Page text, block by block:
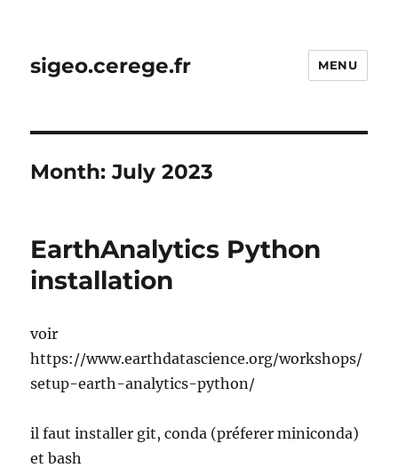
sigeo.cerege.fr MENU
Month:July 2023
EarthAnalytics Python
installation
voir
https://www.earthdatascience.org/workshops/
setup-earth-analytics-python/
il faut installer git, conda (préferer miniconda)
et bash